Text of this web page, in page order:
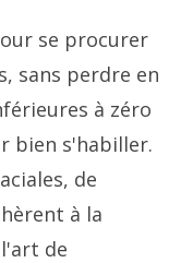
se procurer
sans perdre en
à zéro
bien s'habiller.
de
à la
de